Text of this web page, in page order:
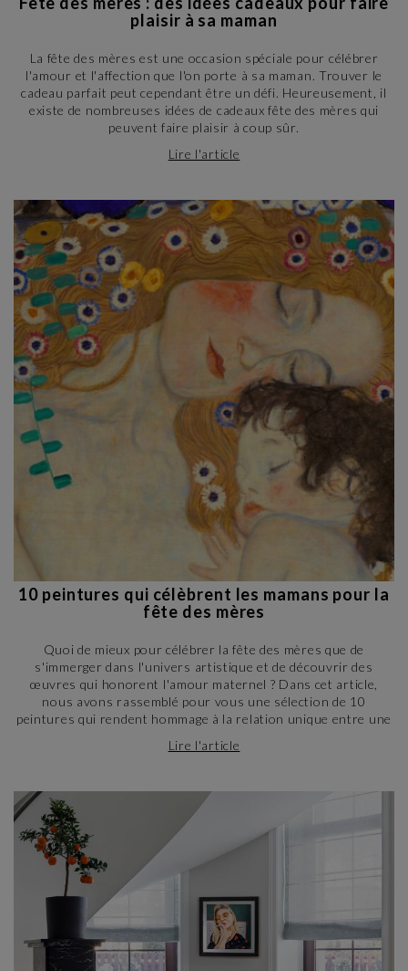
plaisir à sa maman
La fête des mères est une occasion spéciale pour célébrer
l'amour et l'affection que l'on porte à sa maman. Trouver le
cadeau parfait peut cependant être un défi. Heureusement, il
existe de nombreuses idées de cadeaux fête des mères qui
peuvent faire plaisir à coup sûr.
Lire l'article
10 peintures qui célèbrent les mamans pour la
fête des mères
Quoi de mieux pour célébrer la fête des mères que de
s'immerger dans l'univers artistique et de découvrir des
œuvres qui honorent l'amour maternel ? Dans cet article,
nous avons rassemblé pour vous une sélection de 10
peintures qui rendent hommage à la relation unique entre une
impressionnistes aux émotions fortes des œuvres modernes,
l'histoire de l'art, vous serez transporté dans un monde de
douceur et de poésie. Découvrez ces chefs-d'œuvre de Keith
Haring, Frida Kahlo, Van Gogh, Picasso, Schiele et bien
d'autres, qui mettent en lumière la beauté et la force de
l'amour maternel. Une sélection d'œuvres à partager avec
votre maman pour lui rappeler combien elle est chère à vos
yeux, ou simplement pour vous laisser emporter par l'émotion
artistique.
Lire l'article